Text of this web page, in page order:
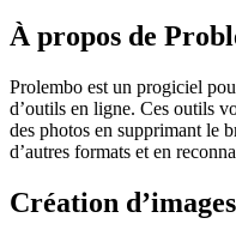
À propos de
Prolembo est un progiciel
d’outils en ligne. Ces outils
des photos en supprimant le
d’autres formats et en
Création d’images